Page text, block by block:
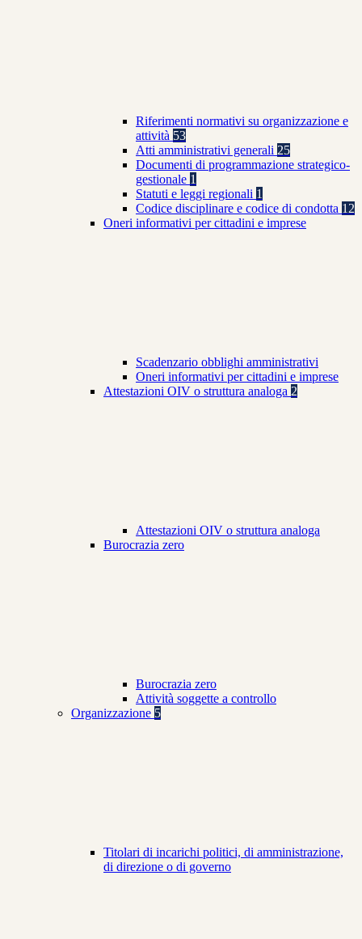
Riferimenti normativi su organizzazione e
attività 53
Atti amministrativi generali 25
Documenti di programmazione strategico-
gestionale 1
Statuti e leggi regionali 1
Codice disciplinare e codice di condotta 12
Oneri informativi per cittadini e imprese
Scadenzario obblighi amministrativi
Oneri informativi per cittadini e imprese
Attestazioni OIV o struttura analoga 2
Attestazioni OIV o struttura analoga
Burocrazia zero
Burocrazia zero
Attività soggette a controllo
Organizzazione 5
Titolari di incarichi politici, di amministrazione,
di direzione o di governo